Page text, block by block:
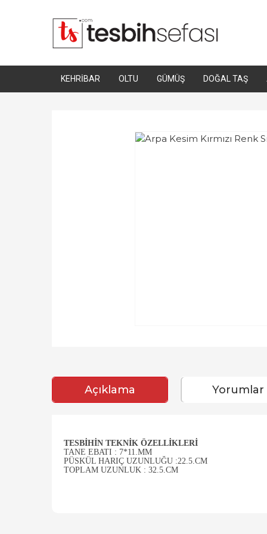
KEHRIBAR OLTU GÜMÜŞ DOĞAL TAŞ
Açıklama Yorumlar
TESBIHIN TEKNIK ÖZELLIKLERI
TANE EBATI : 7*11.MM
PÜSKÜL HARIÇ UZUNLUĞU :22.5.CM
TOPLAM UZUNLUK : 32.5.CM